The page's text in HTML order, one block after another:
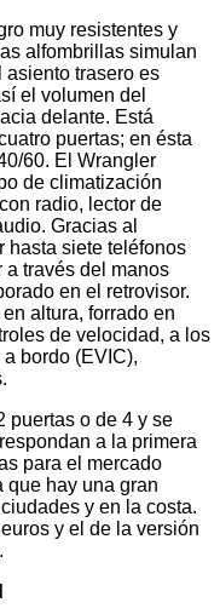
muy resistentes y
alfombrillas simulan
asiento trasero es
el volumen del
delante. Está
puertas; en ésta
60. El Wrangler
de climatización
radio, lector de
Gracias al
hasta siete teléfonos
a través del manos
en el retrovisor.
altura, forrado en
de velocidad, a los
bordo (EVIC),
puertas o de 4 y se
a la primera
para el mercado
que hay una gran
y en la costa.
y el de la versión